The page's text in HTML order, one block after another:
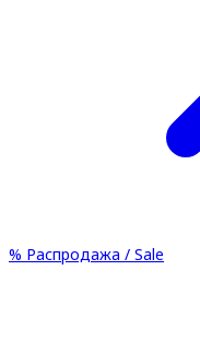
% Распродажа / Sale